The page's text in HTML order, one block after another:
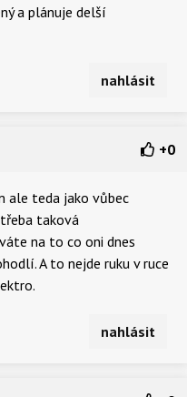
a plánuje delší
nahlásit
+0
ale teda jako vůbec
taková
na to co oni dnes
A to nejde ruku v ruce
nahlásit